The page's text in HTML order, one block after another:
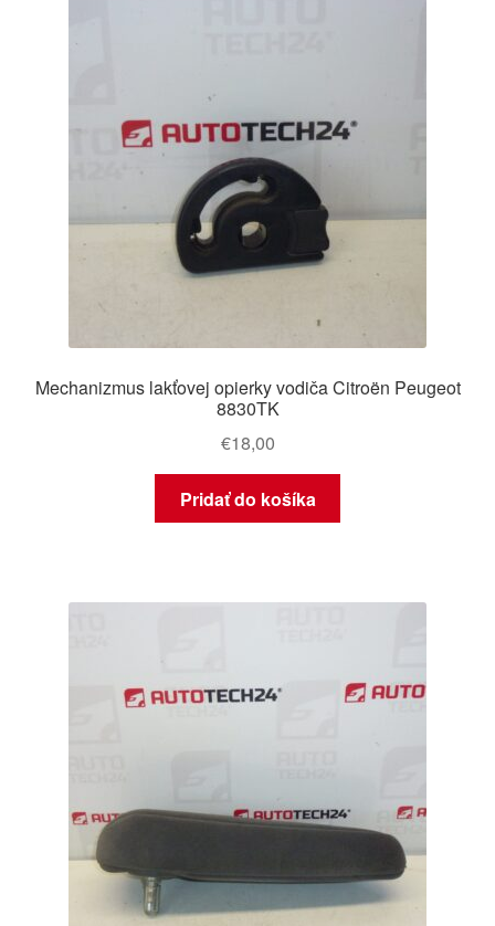
Mechanizmus lakťovej opierky vodiča Citroën Peugeot
8830TK
€18,00
Pridať do košíka